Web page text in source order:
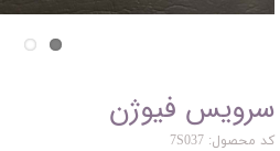
سرویس فیوژن
کد محصول: 7S037